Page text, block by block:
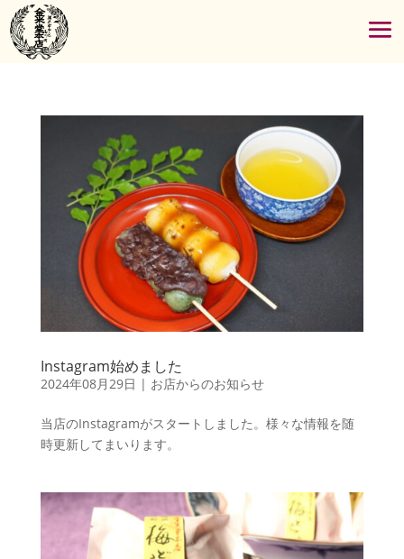
Instagram始めました
2024年08月29日 | お店からのお知らせ
当店のInstagramがスタートしました。様々な情報を随
時更新してまいります。